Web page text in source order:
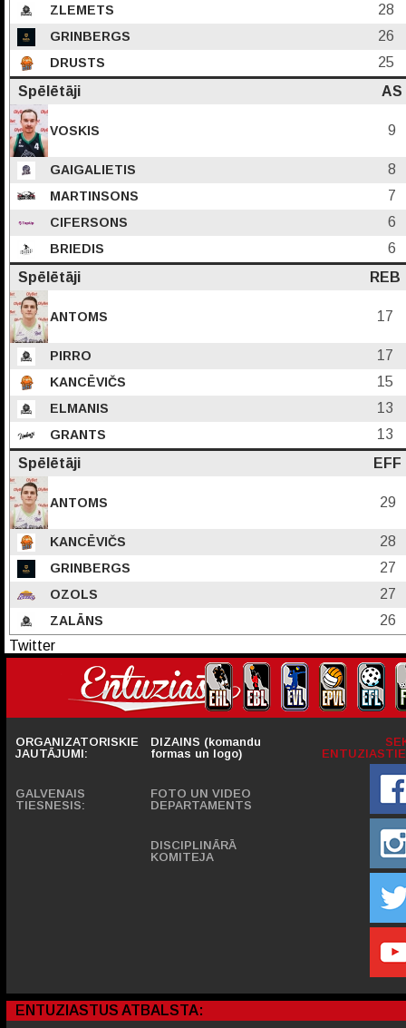
ZLEMETS 28
GRINBERGS 26
DRUSTS
25
Spēlētāji
AS
VOSKIS 9
GAIGALIETIS 8
MARTINSONS 7
CIFERSONS 6
BRIEDIS
6
Spēlētāji
REB
ANTOMS 17
PIRRO 17
KANCĒVIČS 15
ELMANIS 13
GRANTS
13
Spēlētāji
EFF
ANTOMS 29
KANCĒVIČS 28
GRINBERGS 27
OZOLS 27
ZALĀNS
26
Twitter
ORGANIZATORISKIE
JAUTĀJUMI:
GALVENAIS
TIESNESIS:
DIZAINS (komandu
formas un logo)
FOTO UN VIDEO
DEPARTAMENTS
DISCIPLINĀRĀ
KOMITEJA
ENTUZIASTUS ATBALSTA: